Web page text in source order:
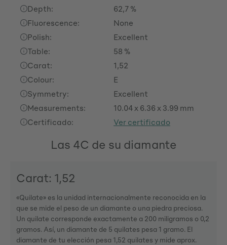
Depth:
62,7 %
Fluorescence:
None
Polish:
Excellent
Table:
58 %
Carat:
1,52
Colour:
E
Symmetry:
Excellent
Measurements:
10.04 x 6.36 x 3.99 mm
Certificado:
Ver certificado
Las 4C de su diamante
Carat: 1,52
«Quilate» es la unidad internacionalmente reconocida en la
que se mide el peso de un diamante o una piedra preciosa.
Un quilate corresponde exactamente a 200 miligramos o 0,2
gramos. Así, un diamante de 5 quilates pesa 1 gramo. El
diamante de tu elección pesa 1,52 quilates y mide aprox.